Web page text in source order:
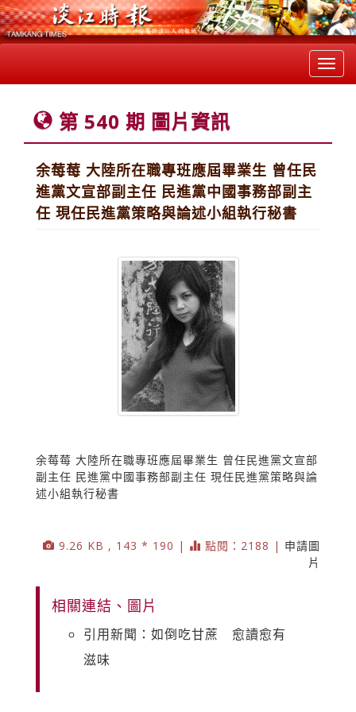
第 540 期 圖片資訊
余莓莓 大陸所在職專班應屆畢業生 曾任民
進黨文宣部副主任 民進黨中國事務部副主
任 現任民進黨策略與論述小組執行秘書
余莓莓 大陸所在職專班應屆畢業生 曾任民進黨文宣部
副主任 民進黨中國事務部副主任 現任民進黨策略與論
述小組執行秘書
9.26 KB , 143 * 190 | 點閱：2188 | 申請圖
片
相關連結、圖片
引用新聞：如倒吃甘蔗 愈讀愈有
滋味